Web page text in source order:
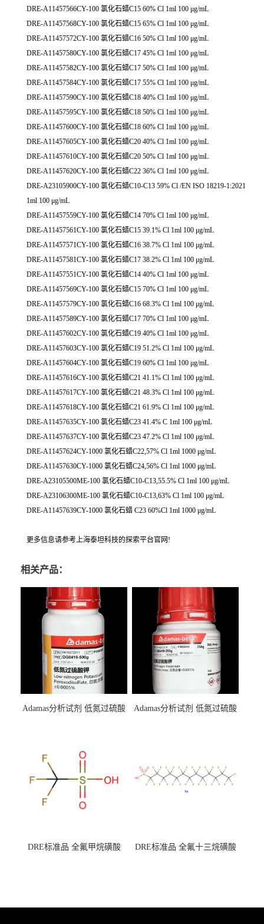
DRE-A11457566CY-100 氯化石蜡C15 60% Cl 1ml 100 μg/mL
DRE-A11457568CY-100 氯化石蜡C15 65% Cl 1ml 100 μg/mL
DRE-A11457572CY-100 氯化石蜡C16 50% Cl 1ml 100 μg/mL
DRE-A11457580CY-100 氯化石蜡C17 45% Cl 1ml 100 μg/mL
DRE-A11457582CY-100 氯化石蜡C17 50% Cl 1ml 100 μg/mL
DRE-A11457584CY-100 氯化石蜡C17 55% Cl 1ml 100 μg/mL
DRE-A11457590CY-100 氯化石蜡C18 40% Cl 1ml 100 μg/mL
DRE-A11457595CY-100 氯化石蜡C18 50% Cl 1ml 100 μg/mL
DRE-A11457600CY-100 氯化石蜡C18 60% Cl 1ml 100 μg/mL
DRE-A11457605CY-100 氯化石蜡C20 40% Cl 1ml 100 μg/mL
DRE-A11457610CY-100 氯化石蜡C20 50% Cl 1ml 100 μg/mL
DRE-A11457620CY-100 氯化石蜡C22 36% Cl 1ml 100 μg/mL
DRE-A23105900CY-100 氯化石蜡C10-C13 59% Cl /EN ISO 18219-1:2021
1ml 100 μg/mL
DRE-A11457559CY-100 氯化石蜡C14 70% Cl 1ml 100 μg/mL
DRE-A11457561CY-100 氯化石蜡C15 39.1% Cl 1ml 100 μg/mL
DRE-A11457571CY-100 氯化石蜡C16 38.7% Cl 1ml 100 μg/mL
DRE-A11457581CY-100 氯化石蜡C17 38.2% Cl 1ml 100 μg/mL
DRE-A11457551CY-100 氯化石蜡C14 40% Cl 1ml 100 μg/mL
DRE-A11457569CY-100 氯化石蜡C15 70% Cl 1ml 100 μg/mL
DRE-A11457579CY-100 氯化石蜡C16 68.3% Cl 1ml 100 μg/mL
DRE-A11457589CY-100 氯化石蜡C17 70% Cl 1ml 100 μg/mL
DRE-A11457602CY-100 氯化石蜡C19 40% Cl 1ml 100 μg/mL
DRE-A11457603CY-100 氯化石蜡C19 51.2% Cl 1ml 100 μg/mL
DRE-A11457604CY-100 氯化石蜡C19 60% Cl 1ml 100 μg/mL
DRE-A11457616CY-100 氯化石蜡C21 41.1% Cl 1ml 100 μg/mL
DRE-A11457617CY-100 氯化石蜡C21 48.3% Cl 1ml 100 μg/mL
DRE-A11457618CY-100 氯化石蜡C21 61.9% Cl 1ml 100 μg/mL
DRE-A11457635CY-100 氯化石蜡C23 41.4% C 1ml 100 μg/mL
DRE-A11457637CY-100 氯化石蜡C23 47.2% Cl 1ml 100 μg/mL
DRE-A11457624CY-1000 氯化石蜡C22,57% Cl 1ml 1000 μg/mL
DRE-A11457630CY-1000 氯化石蜡C24,56% Cl 1ml 1000 μg/mL
DRE-A23105500ME-100 氯化石蜡C10-C13,55.5% Cl 1ml 100 μg/mL
DRE-A23106300ME-100 氯化石蜡C10-C13,63% Cl 1ml 100 μg/mL
DRE-A11457639CY-1000 氯化石蜡 C23 60%Cl 1ml 1000 μg/mL
更多信息请参考上海泰坦科技的探索平台官网!
相关产品：
Adamas分析试剂 低氮过硫酸
（泰坦现货供应）
Adamas分析试剂 低氮过硫酸
DRE标准品 全氟甲烷磺酸
DRE标准品 全氟十三烷磺酸